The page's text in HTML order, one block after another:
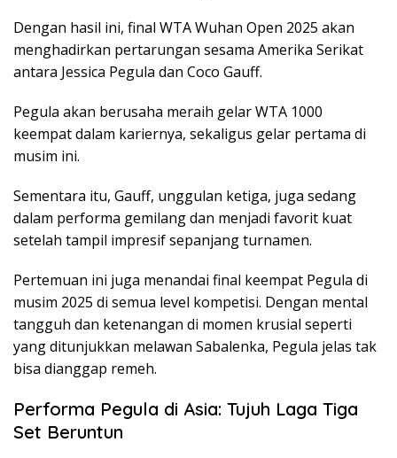
Dengan hasil ini, final WTA Wuhan Open 2025 akan
menghadirkan pertarungan sesama Amerika Serikat
antara Jessica Pegula dan Coco Gauff.
Pegula akan berusaha meraih gelar WTA 1000
keempat dalam kariernya, sekaligus gelar pertama di
musim ini.
Sementara itu, Gauff, unggulan ketiga, juga sedang
dalam performa gemilang dan menjadi favorit kuat
setelah tampil impresif sepanjang turnamen.
Pertemuan ini juga menandai final keempat Pegula di
musim 2025 di semua level kompetisi. Dengan mental
tangguh dan ketenangan di momen krusial seperti
yang ditunjukkan melawan Sabalenka, Pegula jelas tak
bisa dianggap remeh.
Performa Pegula di Asia: Tujuh Laga Tiga
Set Beruntun